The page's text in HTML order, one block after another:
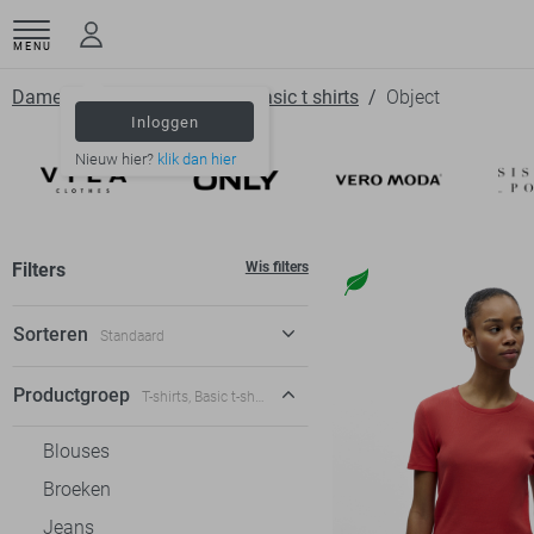
MENU
Inloggen
Nieuw hier? klik dan hier
Dameskleding T shirts Basic t shirts Object
Filters Wis filters
Sorteren Standaard
Standaard
Productgroep T-shirts, Basic t-shirts
Blouses
Broeken
Jeans